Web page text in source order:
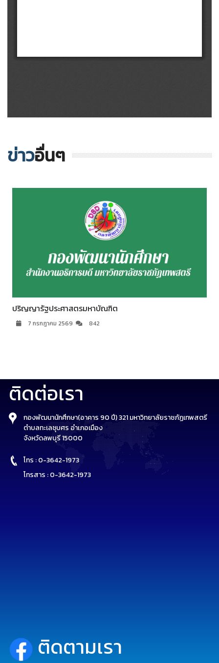
ข่าวอื่นๆ
ปริญญารัฐประศาสตรมหาบัณฑิต
7 กรกฎาคม 2569 842
ติดต่อเรา
กองพัฒนานักศึกษา(อาคาร 90 ปี) 321 มหาวิทยาลัยราชภัฏเทพสตรี
ตำบลทะเลชุบศร อำเภอเมือง
จังหวัดลพบุรี 15000
โทร : 0-3642-1973
โทรสาร : 0-3642-1973
ติดตามเรา